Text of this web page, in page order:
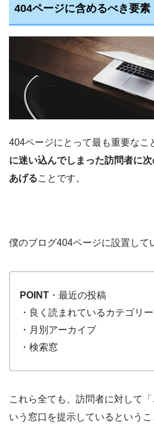
404ページに含めるべき要素
404ページにとって最も重要なこ
に迷い込んでしまった訪問者に
あげることです。
僕のブログ404ページに設置して
POINT ・最近の投稿
・良く読まれているカテゴリー
・月別アーカイブ
・検索窓
これら全ても、訪問者に対して
いう窓口を提示しているというこ